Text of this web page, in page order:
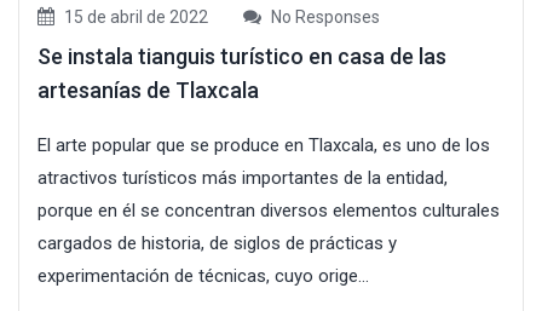
15 de abril de 2022 No Responses
Se instala tianguis turístico en casa de las
artesanías de Tlaxcala
El arte popular que se produce en Tlaxcala, es uno de los
atractivos turísticos más importantes de la entidad,
porque en él se concentran diversos elementos culturales
cargados de historia, de siglos de prácticas y
experimentación de técnicas, cuyo orige...